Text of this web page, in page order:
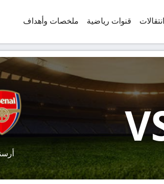
قنوات رياضية ملخصات وأهداف